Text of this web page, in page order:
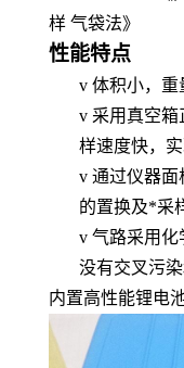
样 气袋法》
性能特点
v 体积小，重
v 采用真空箱
样速度快，
v 通过仪器面
的置换及*采
v 气路采用化
没有交叉污染
内置高性能锂电